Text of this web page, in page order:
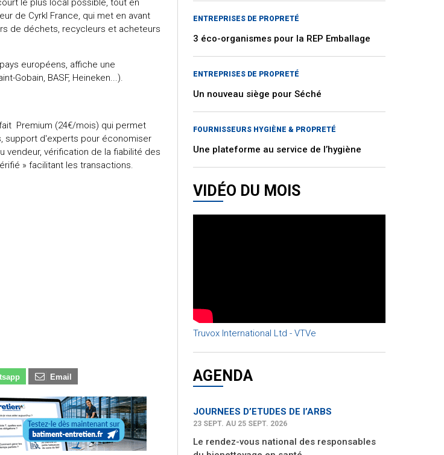
le plus local possible, tout en
de Cyrkl France, qui met en avant
de déchets, recycleurs et acheteurs
européens, affiche une
Gobain, BASF, Heineken...).
Premium (24€/mois) qui permet
support d'experts pour économiser
vendeur, vérification de la fiabilité des
» facilitant les transactions.
Email
ENTREPRISES DE PROPRETÉ
3 éco-organismes pour la REP Emballage
ENTREPRISES DE PROPRETÉ
Un nouveau siège pour Séché
FOURNISSEURS HYGIÈNE & PROPRETÉ
Une plateforme au service de l’hygiène
VIDÉO DU MOIS
Truvox International Ltd - VTVe
AGENDA
JOURNEES D’ETUDES DE l’ARBS
23 SEPT. AU 25 SEPT. 2026
Le rendez-vous national des responsables